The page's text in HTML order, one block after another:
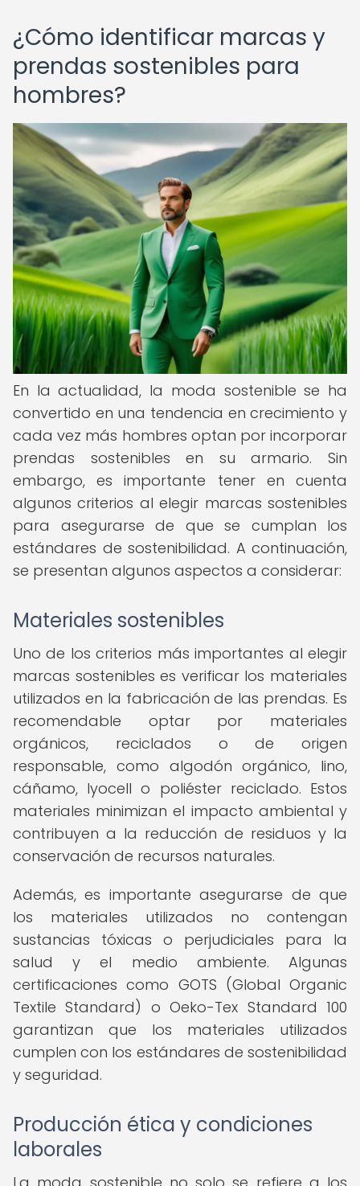
¿Cómo identificar marcas y
prendas sostenibles para
hombres?
En la actualidad, la moda sostenible se ha
convertido en una tendencia en crecimiento y
cada vez más hombres optan por incorporar
prendas sostenibles en su armario. Sin
embargo, es importante tener en cuenta
algunos criterios al elegir marcas sostenibles
para asegurarse de que se cumplan los
estándares de sostenibilidad. A continuación,
se presentan algunos aspectos a considerar:
Materiales sostenibles
Uno de los criterios más importantes al elegir
marcas sostenibles es verificar los materiales
utilizados en la fabricación de las prendas. Es
recomendable optar por materiales
orgánicos, reciclados o de origen
responsable, como algodón orgánico, lino,
cáñamo, lyocell o poliéster reciclado. Estos
materiales minimizan el impacto ambiental y
contribuyen a la reducción de residuos y la
conservación de recursos naturales.
Además, es importante asegurarse de que
los materiales utilizados no contengan
sustancias tóxicas o perjudiciales para la
salud y el medio ambiente. Algunas
certificaciones como GOTS (Global Organic
Textile Standard) o Oeko-Tex Standard 100
garantizan que los materiales utilizados
cumplen con los estándares de sostenibilidad
y seguridad.
Producción ética y condiciones
laborales